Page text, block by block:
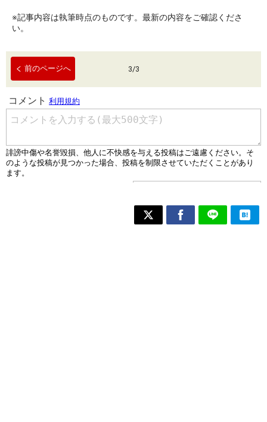
※記事内容は執筆時点のものです。最新の内容をご確認くださ
い。
前のページへ 3/3